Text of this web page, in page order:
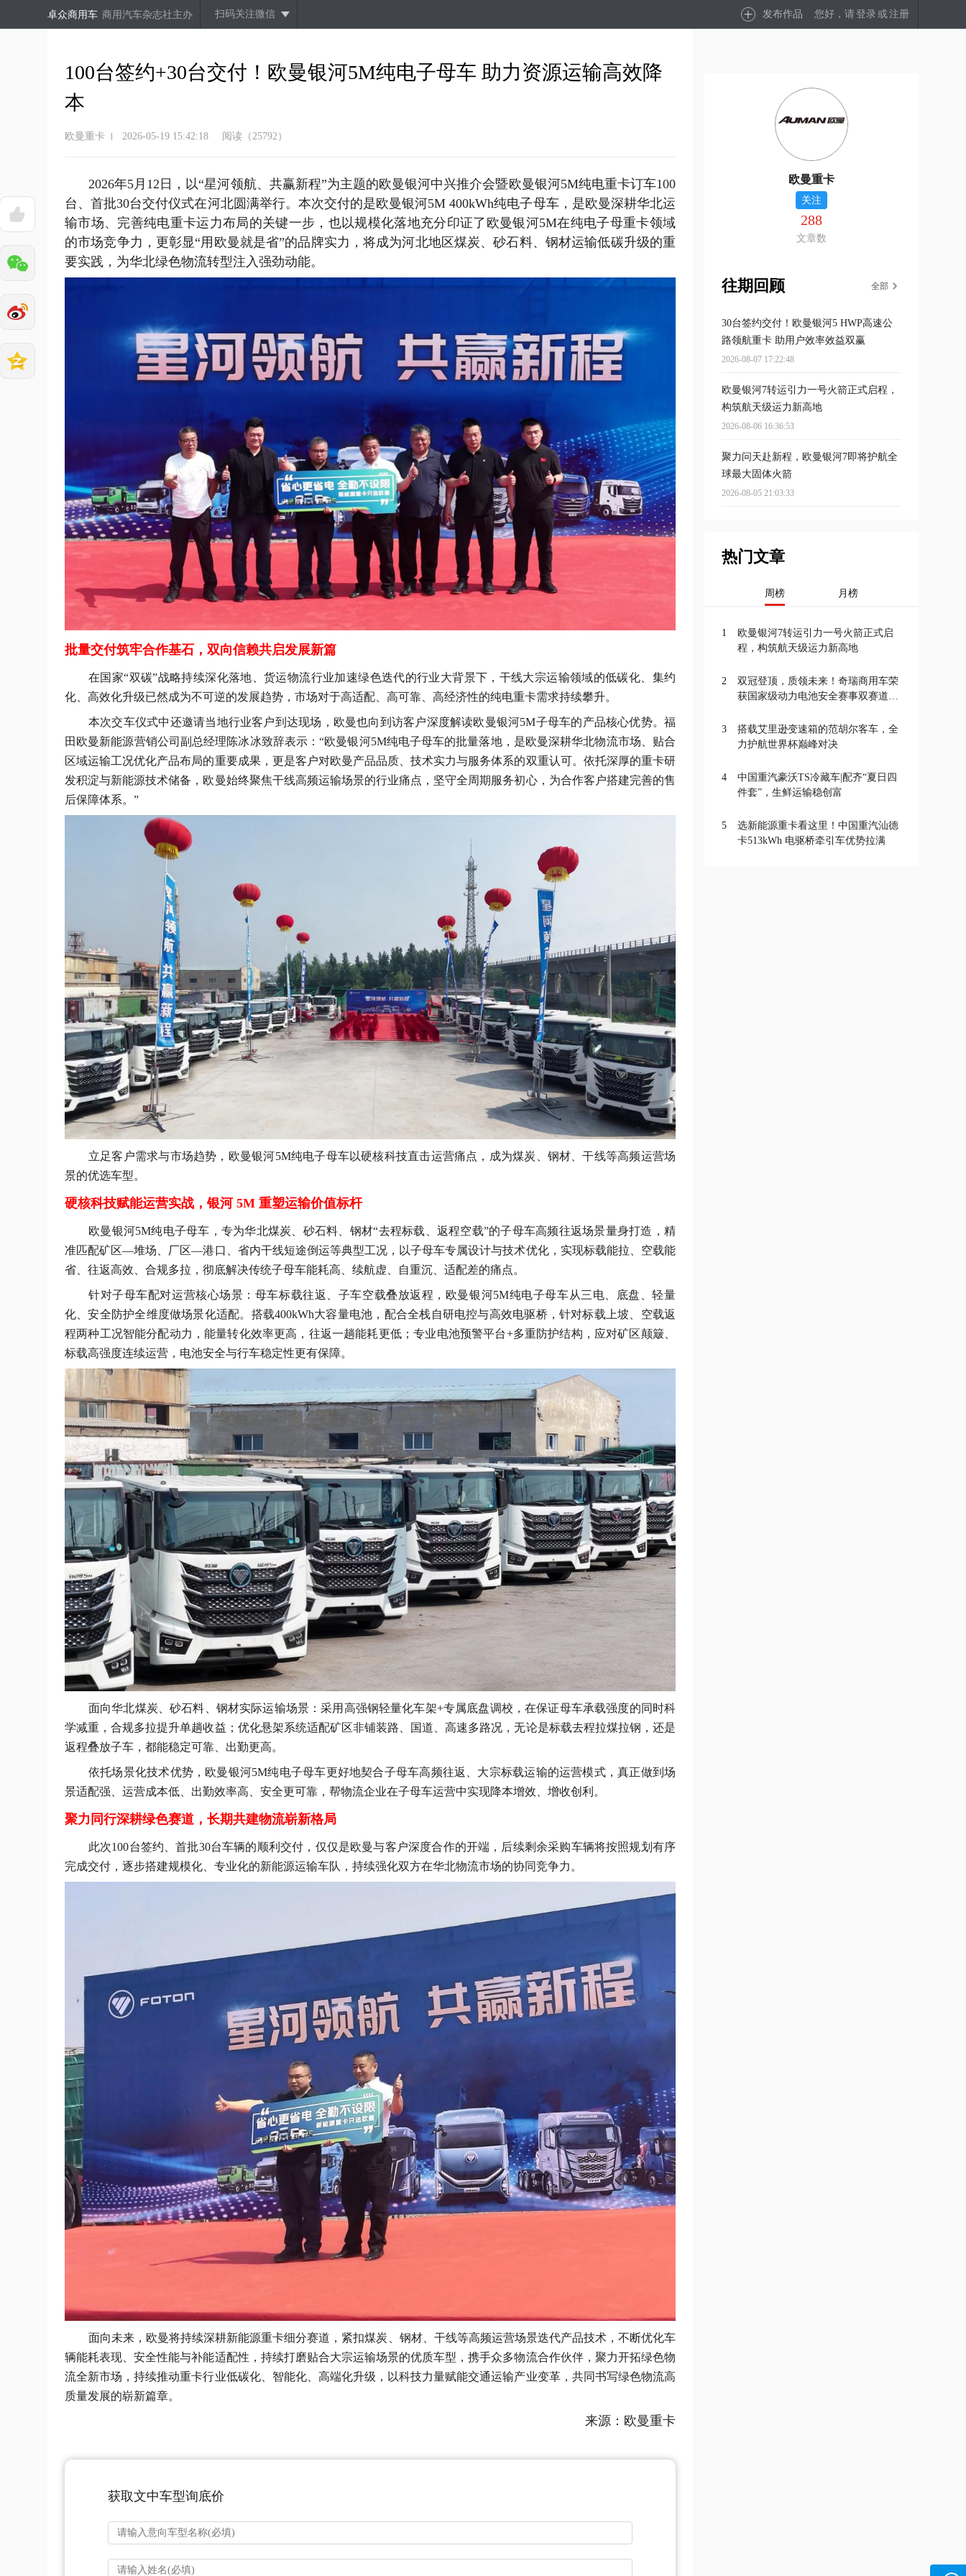
要
卓众商用车 商用汽车杂志社主办 扫码关注微信 发布作品 您好，请登录 或注册
100台签约+30台交付！欧曼银河5M纯电子母车 助力资源运输高效降
本
欧曼重卡 2026-05-19 15:42:18 阅读（25792）
2026年5月12日，以“星河领航、共赢新程”为主题的欧曼银河中兴推介会暨欧曼银河5M纯电重卡订车100
台、首批30台交付仪式在河北圆满举行。本次交付的是欧曼银河5M 400kWh纯电子母车，是欧曼深耕华北运
输市场、完善纯电重卡运力布局的关键一步，也以规模化落地充分印证了欧曼银河5M在纯电子母重卡领域
的市场竞争力， 更彰显“用欧曼就是省”的品牌实力，将成为河北地区煤炭、砂石料、 钢材运输低碳升级的重
要实践，为华北绿色物流转型注入强劲动能。
批量交付筑牢合作基石，双向信赖共启发展新篇
在国家“双碳”战略持续深化落地、货运物流行业加速绿色迭代的行业大背景下，干线大宗运输领域的低碳化、集约
化、高效化升级已然成为不可逆的发展趋势，市场对于高适配、高可靠、高经济性的纯电重卡需求持续攀升。
本次交车仪式中还邀请当地行业客户到达现场， 欧曼也向到访客户深度解读欧曼银河5M子母车的产品核心优势。福
田欧曼新能源营销公司副总经理陈冰冰致辞表示：“欧曼银河5M纯电子母车的批量落地，是欧曼深耕华北物流市场、贴合
区域运输工况优化产品布局的重要成果，更是客户对欧曼产品品质、技术实力与服务体系的双重认可。依托深厚的重卡研
发积淀与新能源技术储备，欧曼始终聚焦干线高频运输场景的行业痛点，坚守全周期服务初心，为合作客户搭建完善的售
后保障体系。 ”
立足客户需求与市场趋势，欧曼银河5M纯电子母车以硬核科技直击运营痛点，成为煤炭、钢材、干线等高频运营场
景的优选车型。
硬核科技赋能运营实战，银河 5M 重塑运输价值标杆
欧曼银河5M纯电子母车，专为华北煤炭、砂石料、钢材“去程标载、返程空载”的子母车高频往返场景量身打造，精
准匹配矿区—堆场、厂区—港口、省内干线短途倒运等典型工况，以子母车专属设计与技术优化，实现标载能拉、空载能
省、往返高效、合规多拉，彻底解决传统子母车能耗高、续航虚、自重沉、适配差的痛点。
针对子母车配对运营核心场景：母车标载往返、子车空载叠放返程，欧曼银河5M纯电子母车从三电、底盘、轻量
化、安全防护全维度做场景化适配。搭载400kWh大容量电池，配合全栈自研电控与高效电驱桥，针对标载上坡、空载返
程两种工况智能分配动力，能量转化效率更高，往返一趟能耗更低；专业电池预警平台+多重防护结构，应对矿区颠簸、
标载高强度连续运营，电池安全与行车稳定性更有保障。
面向华北煤炭、砂石料、钢材实际运输场景：采用高强钢轻量化车架+专属底盘调校，在保证母车承载强度的同时科
学减重，合规多拉提升单趟收益；优化悬架系统适配矿区非铺装路、国道、高速多路况，无论是标载去程拉煤拉钢，还是
返程叠放子车，都能稳定可靠、出勤更高。
依托场景化技术优势，欧曼银河5M纯电子母车更好地契合子母车高频往返、大宗标载运输的运营模式，真正做到场
景适配强、运营成本低、出勤效率高、安全更可靠，帮物流企业在子母车运营中实现降本增效、增收创利。
聚力同行深耕绿色赛道，长期共建物流崭新格局
此次100台签约、首批30台车辆的顺利交付，仅仅是欧曼与客户深度合作的开端，后续剩余采购车辆将按照规划有序
完成交付，逐步搭建规模化、专业化的新能源运输车队，持续强化双方在华北物流市场的协同竞争力。
面向未来，欧曼将持续深耕新能源重卡细分赛道，紧扣煤炭、钢材、干线等高频运营场景迭代产品技术，不断优化车
辆能耗表现、安全性能与补能适配性，持续打磨贴合大宗运输场景的优质车型，携手众多物流合作伙伴，聚力开拓绿色物
流全新市场，持续推动重卡行业低碳化、智能化、高端化升级，以科技力量赋能交通运输产业变革，共同书写绿色物流高
质量发展的崭新篇章。
来源：欧曼重卡
获取文中车型询底价
欧曼重卡
关注
288
文章数
往期回顾 全部
30台签约交付！欧曼银河5 HWP高速公
路领航重卡 助用户效率效益双赢
2026-08-07 17:22:48
欧曼银河7转运引力一号火箭正式启程，
构筑航天级运力新高地
2026-08-06 16:36:53
聚力问天赴新程，欧曼银河7即将护航全
球最大固体火箭
2026-08-05 21:03:33
热门文章
周榜 月榜
1
欧曼银河7转运引力一号火箭正式启
程，构筑航天级运力新高地
2
双冠登顶，质领未来！奇瑞商用车荣
获国家级动力电池安全赛事双赛道一
3
搭载艾里逊变速箱的范胡尔客车，全
力护航世界杯巅峰对决
4
中国重汽豪沃TS冷藏车|配齐“夏日四
件套”，生鲜运输稳创富
5
选新能源重卡看这里！中国重汽汕德
卡513kWh 电驱桥牵引车优势拉满